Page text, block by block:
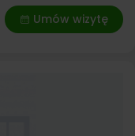
Umów wizytę